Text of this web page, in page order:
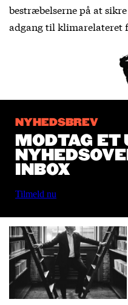
bestræbelserne på at
adgang til klimarelateret
NYHEDSBREV
MODTAG ET
INBOX
Tilmeld nu